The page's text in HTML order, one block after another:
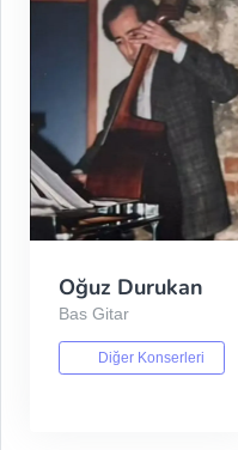
Oğuz Durukan
Bas Gitar
Diğer Konserleri